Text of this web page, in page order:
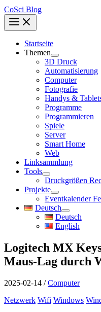
CoSci Blog
Startseite
Themen
3D Druck
Automatisierung
Computer
Fotografie
Handys &
Programme
Programmieren
Spiele
Server
Smart Home
Web
Linksammlung
Tools
Druckgrößen
Projekte
Eventkalender
Deutsch
Deutsch
English
Logitech MX
Maus-Lag durch
2025-02-14 /Computer
Netzwerk Wifi Windows